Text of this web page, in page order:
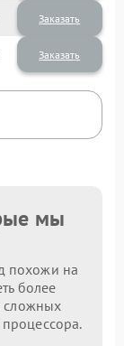
мы
похожи на
более
сложных